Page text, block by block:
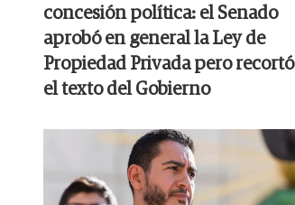
concesión política: el Senado
aprobó en general la Ley de
Propiedad Privada pero recortó
el texto del Gobierno